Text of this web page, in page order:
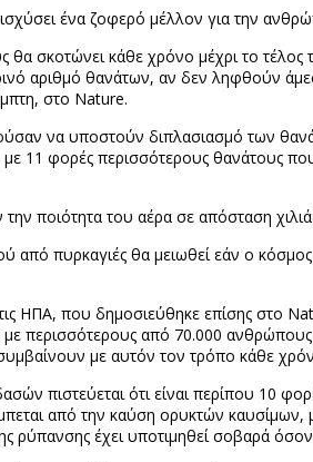
ένα ζοφερό μέλλον για την
σκοτώνει κάθε χρόνο μέχρι το τέλος
αριθμό θανάτων, αν δεν ληφθούν
στο Nature.
να υποστούν διπλασιασμό των
11 φορές περισσότερους θανάτους
την ποιότητα του αέρα σε απόσταση
πυρκαγιές θα μειωθεί εάν ο κόσμος
ΗΠΑ, που δημοσιεύθηκε επίσης στο
περισσότερους από 70.000
με αυτόν τον τρόπο κάθε
πιστεύεται ότι είναι περίπου 10
από την καύση ορυκτών καυσίμων,
ρύπανσης έχει υποτιμηθεί σοβαρά